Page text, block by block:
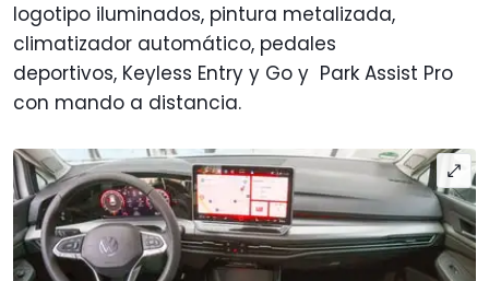
logotipo iluminados, pintura metalizada,
climatizador automático, pedales
deportivos, Keyless Entry y Go y Park Assist Pro
con mando a distancia.